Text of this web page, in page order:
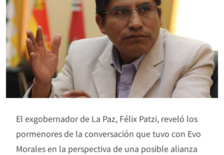
El exgobernador de La Paz, Félix Patzi, reveló los
pormenores de la conversación que tuvo con Evo
Morales en la perspectiva de una posible alianza